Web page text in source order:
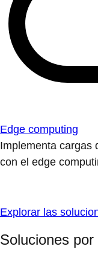
Edge computing
Implementa cargas
con el edge
Explorar las
Soluciones